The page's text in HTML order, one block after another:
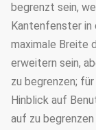
begrenzt sein,
Kantenfenster in
maximale Breite
erweitern sein,
zu begrenzen;
Hinblick auf
auf zu